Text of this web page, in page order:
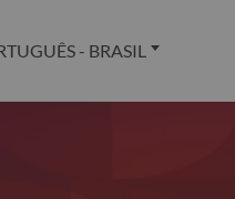
- BRASIL